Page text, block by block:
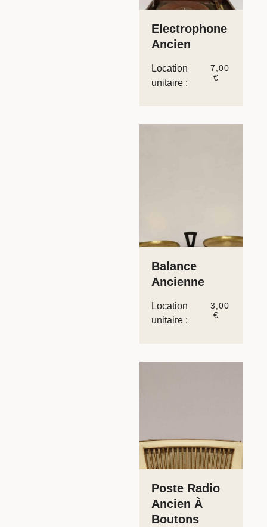
Electrophone
Ancien
Location
unitaire :
7,00
€
Balance
Ancienne
Location
unitaire :
3,00
€
Poste Radio
Ancien À
Boutons